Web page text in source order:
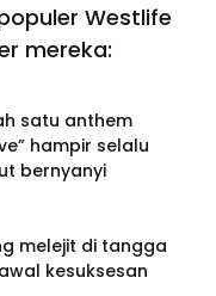
Westlife
mereka:
satu anthem
hampir selalu
bernyanyi
melejit di tangga
kesuksesan